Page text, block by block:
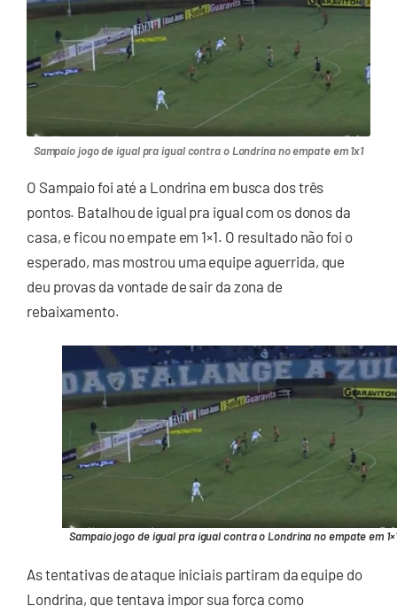
Sampaio jogo de igual pra igual contra o Londrina no empate em 1x1
O Sampaio foi até a Londrina em busca dos três
pontos. Batalhou de igual pra igual com os donos da
casa, e ficou no empate em 1×1. O resultado não foi o
esperado, mas mostrou uma equipe aguerrida, que
deu provas da vontade de sair da zona de
rebaixamento.
Sampaio jogo de igual pra igual contra o Londrina no empate em
As tentativas de ataque iniciais partiram da equipe do
Londrina, que tentava impor sua força como